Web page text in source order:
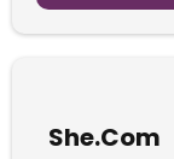
She.Com